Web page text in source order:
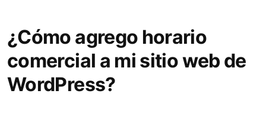
¿Cómo agrego horario
comercial a mi sitio web de
WordPress?